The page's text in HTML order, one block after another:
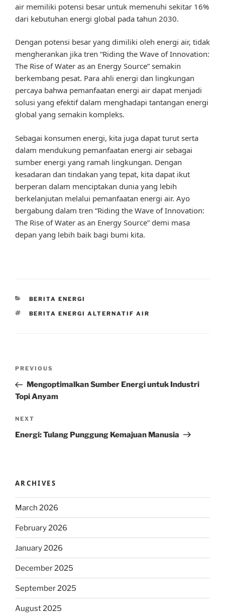
air memiliki potensi besar untuk memenuhi sekitar 16%
dari kebutuhan energi global pada tahun 2030.
Dengan potensi besar yang dimiliki oleh energi air, tidak
mengherankan jika tren “Riding the Wave of Innovation:
The Rise of Water as an Energy Source” semakin
berkembang pesat. Para ahli energi dan lingkungan
percaya bahwa pemanfaatan energi air dapat menjadi
solusi yang efektif dalam menghadapi tantangan energi
global yang semakin kompleks.
Sebagai konsumen energi, kita juga dapat turut serta
dalam mendukung pemanfaatan energi air sebagai
sumber energi yang ramah lingkungan. Dengan
kesadaran dan tindakan yang tepat, kita dapat ikut
berperan dalam menciptakan dunia yang lebih
berkelanjutan melalui pemanfaatan energi air. Ayo
bergabung dalam tren “Riding the Wave of Innovation:
The Rise of Water as an Energy Source” demi masa
depan yang lebih baik bagi bumi kita.
CATEGORIES
BERITA ENERGI
TAGS
BERITA ENERGI ALTERNATIF AIR
Previous
Post
PREVIOUS
Mengoptimalkan Sumber Energi untuk Industri
Topi Anyam
Next
Post
NEXT
Energi: Tulang Punggung Kemajuan Manusia
ARCHIVES
March 2026
February 2026
January 2026
December 2025
September 2025
August 2025